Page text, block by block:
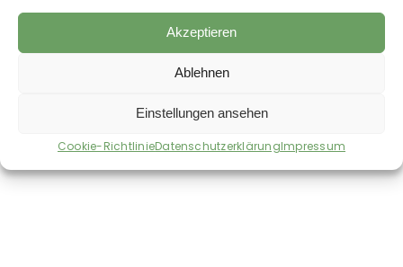
Akzeptieren
Ablehnen
Einstellungen ansehen
Cookie-RichtlinieDatenschutzerklärungImpressum
Auch im Shop erhältlich: